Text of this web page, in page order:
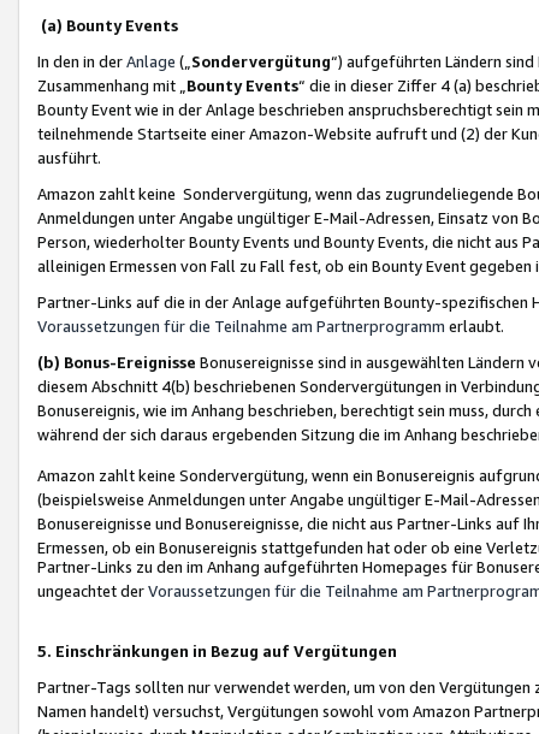
(a) Bounty Events
In den in derAnlage („ Sondervergütung“) aufgeführten Ländern
Zusammenhang mit „ Bounty Events“ die in dieser Ziffer 4 (a)
Bounty Event wie in der Anlage beschrieben anspruchsberechtigt sein
teilnehmende Startseite einer Amazon-Website aufruft und (2) der
ausführt.
Amazon zahlt keine Sondervergütung, wenn das zugrundeliegende
Anmeldungen unter Angabe ungültiger E-Mail-Adressen, Einsatz von
Person, wiederholter Bounty Events und Bounty Events, die nicht
alleinigen Ermessen von Fall zu Fall fest, ob ein Bounty Event
Partner-Links auf die in der Anlage aufgeführten Bounty-spezifischen
Voraussetzungen für die Teilnahme am Partnerprogramm erlaubt.
(b) Bonus-Ereignisse Bonusereignisse sind in ausgewählten Ländern
diesem Abschnitt 4(b) beschriebenen Sondervergütungen in
Bonusereignis, wie im Anhang beschrieben, berechtigt sein muss,
während der sich daraus ergebenden Sitzung die im Anhang
Amazon zahlt keine Sondervergütung, wenn ein Bonusereignis
(beispielsweise Anmeldungen unter Angabe ungültiger E-Mail-
Bonusereignisse und Bonusereignisse, die nicht aus Partner-Links auf
Ermessen, ob ein Bonusereignis stattgefunden hat oder ob eine
Partner-Links zu den im Anhang aufgeführten Homepages für
ungeachtet derVoraussetzungen für die Teilnahme am
5. Einschränkungen in Bezug auf Vergütungen
Partner-Tags sollten nur verwendet werden, um von den
Namen handelt) versuchst, Vergütungen sowohl vom Amazon